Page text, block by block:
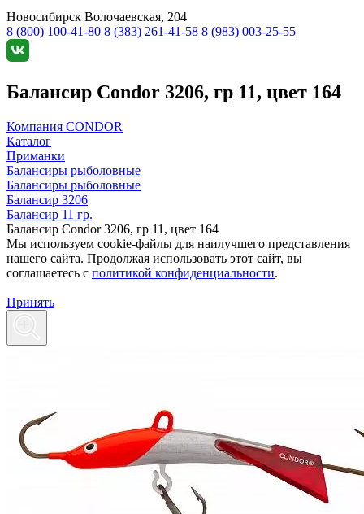
Новосибирск Волочаевская, 204
8 (800) 100-41-80 8 (383) 261-41-58 8 (983) 003-25-55
Балансир Condor 3206, гр 11, цвет 164
Компания CONDOR
Каталог
Приманки
Балансиры рыболовные
Балансиры рыболовные
Балансир 3206
Балансир 11 гр.
Балансир Condor 3206, гр 11, цвет 164
Мы используем cookie-файлы для наилучшего представления
нашего сайта. Продолжая использовать этот сайт, вы
соглашаетесь c политикой конфиденциальности.
Принять